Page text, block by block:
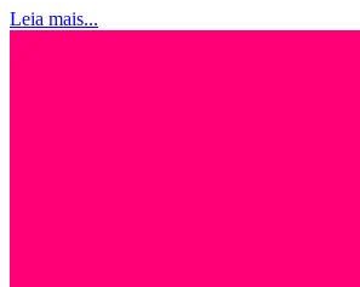
Leia mais...